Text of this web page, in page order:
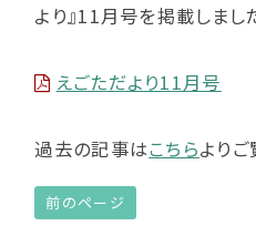
より』11月号を掲載しまし
えごただより11月号
過去の記事はこちらよりご
前のページ